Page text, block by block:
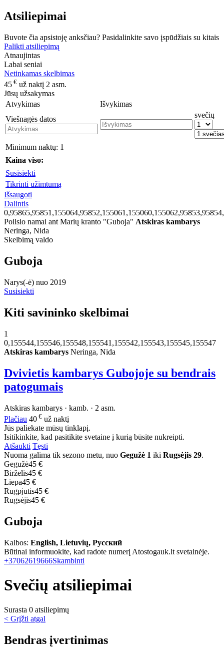
Atsiliepimai
Buvote čia apsistoję anksčiau? Pasidalinkite savo įspūdžiais su kitais
Palikti atsiliepimą
Atnaujintas
Labai seniai
Netinkamas skelbimas
45 € už naktį 2 asm.
Jūsų užsakymas
Atvykimas
Išvykimas
Viešnagės datos
svečių
Minimum naktų: 1
Kaina viso:
Susisiekti
Tikrinti užimtumą
Išsaugoti
Dalintis
Poilsio namai ant Marių kranto "Guboja" Atskiras kambarys
Neringa, Nida
Skelbimą valdo
Guboja
Narys(-ė) nuo 2019
Susisiekti
Kiti savininko skelbimai
1
0,155544,155546,155548,155541,155542,155543,155545,155547
Atskiras kambarys Neringa, Nida
Dvivietis kambarys Gubojoje su bendrais
patogumais
Atskiras kambarys · kamb. · 2 asm.
Plačiau 40 € už naktį
Jūs paliekate mūsų tinklapį.
Isitikinkite, kad pasitikite svetaine į kurią būsite nukreipti.
Atšaukti Tęsti
Nuoma galima tik sezono metu, nuo Gegužė 1 iki Rugsėjis 29.
Gegužė45 €
Birželis45 €
Liepa45 €
Rugpjūtis45 €
Rugsėjis45 €
Guboja
Kalbos: English, Lietuvių, Русский
Būtinai informuokite, kad radote numerį Atostogauk.lt svetainėje.
+37062619666Skambinti
Svečių atsiliepimai
Surasta 0 atsiliepimų
< Grįžti atgal
Bendras įvertinimas